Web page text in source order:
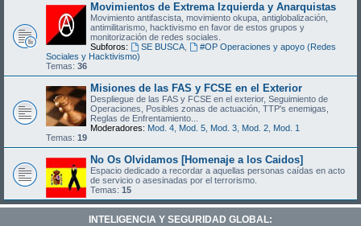
Movimientos de Extrema Izquierda y Anarquistas
Movimiento antifascista, movimiento okupa, antiglobalización,
antimilitarismo, hacktivismo en favor de estos grupos y
monitorización de redes sociales.
Subforos:
SE BUSCA,
#OP Operaciones y apoyo (Redes
Sociales y Hacktivismo)
Temas: 36
Misiones de las FAS y FCSE en el Exterior
Despliegue de las FAS y FCSE en el exterior, Seguimiento de
Operaciones, Posibles zonas de actuación, TTP's enemigas,
Reglas de Enfrentamiento...
Moderadores: Mod. 4 Mod. 5 Mod. 3 Mod. 2 Mod. 1
Temas: 19
No Os Olvidamos [Homenaje a los Caidos]
Espacio dedicado a recordar a aquellas personas caídas en acto
de servicio o asesinadas por el terrorismo.
Temas: 15
INTELIGENCIA Y SEGURIDAD GLOBAL: